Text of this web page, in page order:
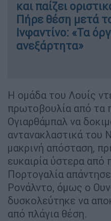
και παίζει
Πήρε θέση μετά
Ινφαντίνο: «Τα
ανεξάρτητα»
Η ομάδα του Λουίς
πρωτοβουλία από τα
Ογιαρθάμπαλ να
αντανακλαστικά του
μακρινή απόσταση,
ευκαιρία ύστερα
Πορτογαλία
Ρονάλντο, όμως ο
δυσκολεύτηκε να
από πλάγια θέση.